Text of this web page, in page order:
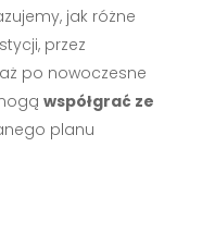
jak różne
przez
po nowoczesne
współgrać ze
planu